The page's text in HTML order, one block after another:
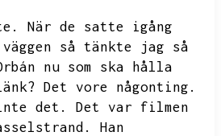
När de satte igång
så tänkte jag så
nu som ska hålla
Det vore någonting.
det.
Det var filmen
Han